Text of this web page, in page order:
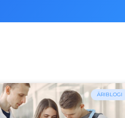
ÄRIBLOGI